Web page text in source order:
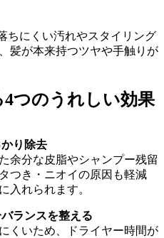
ちにくい汚れやスタイリング
髪が本来持つツヤや手触りが
つのうれしい効果
り除去
余分な皮脂やシャンプー残留
つき・ニオイの原因も軽減
入れられます。
ランスを整える
くいため、ドライヤー時間が